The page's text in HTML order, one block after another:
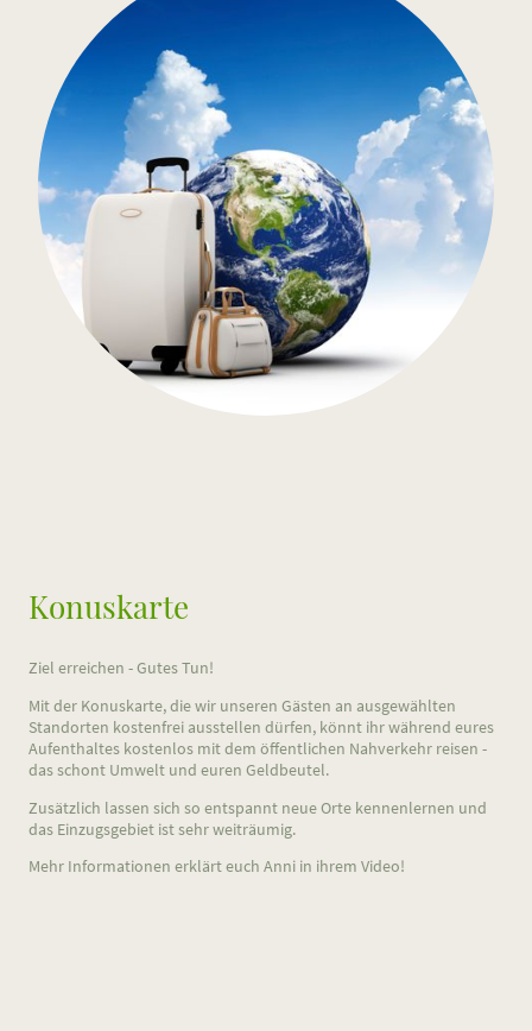
Konuskarte
Ziel erreichen - Gutes Tun!
Mit der Konuskarte, die wir unseren Gästen an ausgewählten
Standorten kostenfrei ausstellen dürfen, könnt ihr während eures
Aufenthaltes kostenlos mit dem öffentlichen Nahverkehr reisen -
das schont Umwelt und euren Geldbeutel.
Zusätzlich lassen sich so entspannt neue Orte kennenlernen und
das Einzugsgebiet ist sehr weiträumig.
Mehr Informationen erklärt euch Anni in ihrem Video!